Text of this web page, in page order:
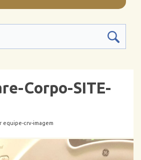
Corpo-SITE-
equipe-crv-imagem